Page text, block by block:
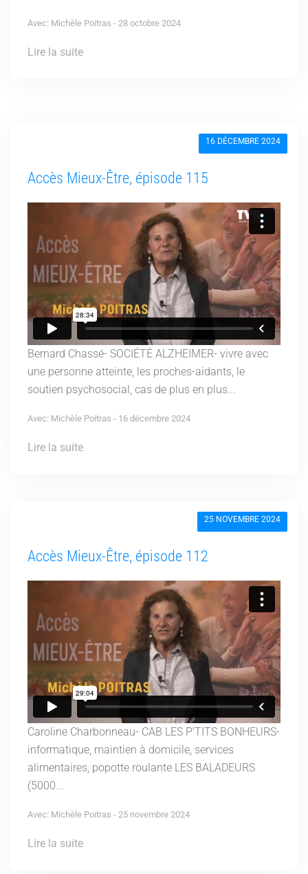
Avec: Michèle Poitras - 28 octobre 2024
Lire la suite
16 DÉCEMBRE 2024
Accès Mieux-Être, épisode 115
Bernard Chassé- SOCIÉTÉ ALZHEIMER- vivre avec
une personne atteinte, les proches-aidants, le
soutien psychosocial, cas de plus en plus...
Avec: Michèle Poitras - 16 décembre 2024
Lire la suite
25 NOVEMBRE 2024
Accès Mieux-Être, épisode 112
Caroline Charbonneau- CAB LES P’TITS BONHEURS-
informatique, maintien à domicile, services
alimentaires, popotte roulante LES BALADEURS
(5000...
Avec: Michèle Poitras - 25 novembre 2024
Lire la suite